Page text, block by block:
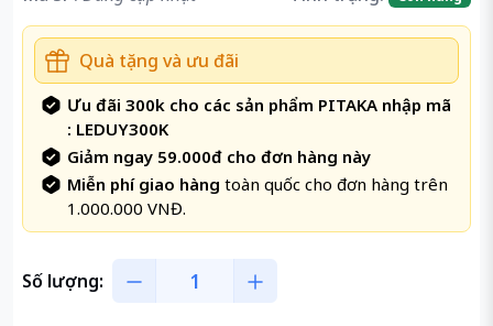
Quà tặng và ưu đãi
Ưu đãi 300k cho các sản phẩm PITAKA nhập mã
: LEDUY300K
Giảm ngay 59.000đ cho đơn hàng này
Miễn phí giao hàng toàn quốc cho đơn hàng trên
1.000.000 VNĐ.
Số lượng: